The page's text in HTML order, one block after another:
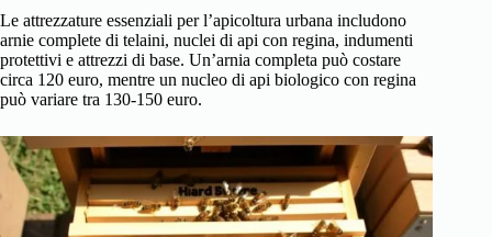
Le attrezzature essenziali per l’apicoltura urbana includono
arnie complete di telaini, nuclei di api con regina, indumenti
protettivi e attrezzi di base. Un’arnia completa può costare
circa 120 euro, mentre un nucleo di api biologico con regina
può variare tra 130-150 euro.